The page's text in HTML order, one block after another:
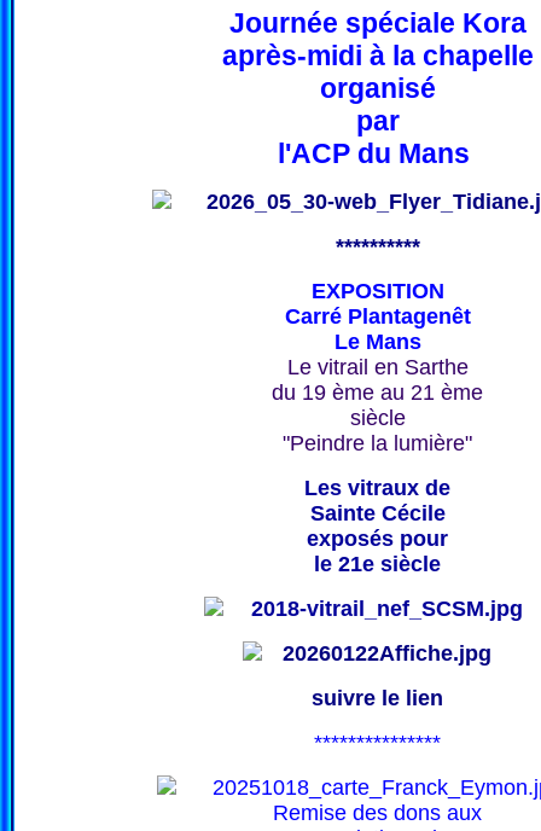
Journée spéciale Kora
après-midi à la chapelle
organisé
par
l'ACP du Mans
**********
EXPOSITION
Carré Plantagenêt
Le Mans
Le vitrail en Sarthe
du 19 ème au 21 ème
siècle
"Peindre la lumière"
Les vitraux de
Sainte Cécile
exposés pour
le 21e siècle
suivre le lien
***************
Remise des dons aux